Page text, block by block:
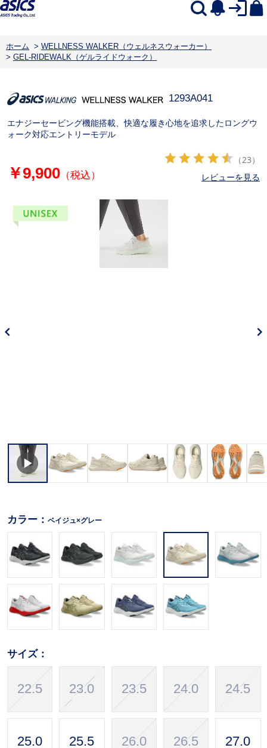
ホーム > WELLNESS WALKER（ウェルネスウォーカー）
> GEL-RIDEWALK（ゲルライドウォーク）
1293A041
エナジーセービング機能搭載、快適な履き心地を追求したロングウ
ォーク対応エントリーモデル
￥9,900（税込）
（23）
レビューを見る
カラー： ベイジュ×グレー
サイズ：
22.5 23.0 23.5 24.0 24.5
25.0 25.5 26.0 26.5 27.0